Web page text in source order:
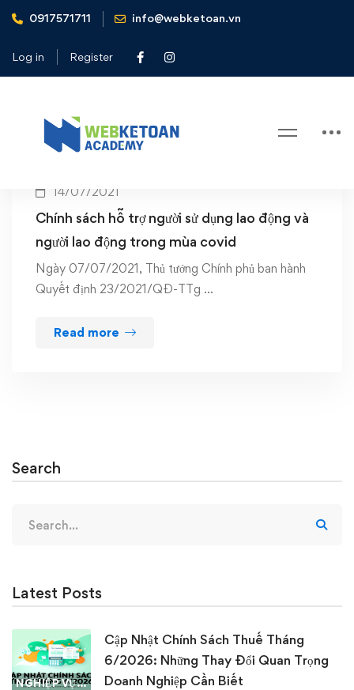
0917571711 info@webketoan.vn
Log in Register
Home dịch covid 19
Tag: dịch covid 19
14/07/2021
Chính sách hỗ trợ người sử dụng lao động và
người lao động trong mùa covid
Ngày 07/07/2021, Thủ tướng Chính phủ ban hành
Quyết định 23/2021/QĐ-TTg …
Read more
Search
for:
Latest Posts
NGHIỆP VỤ KẾ TOÁN & THUẾ
Cập Nhật Chính Sách Thuế Tháng
6/2026: Những Thay Đổi Quan Trọng
Doanh Nghiệp Cần Biết